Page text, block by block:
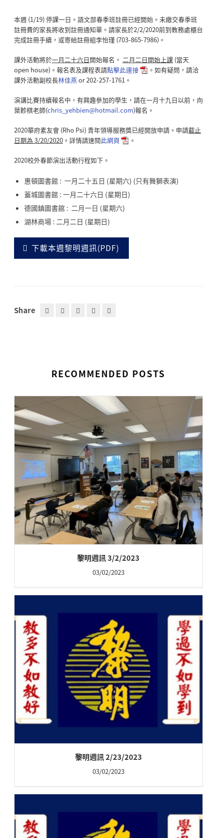
本週 (1/19) 停課一日。語文部春季班註冊已經開始。未繳交春季班
註冊費的家長將收到註冊通知單。請家長於2/2/2020前到教務處櫃台
完成註冊手續，或寄給註冊組李怡瑾 (703-865-7986)。
課外活動將於一月二十六日開始報名， 二月二日開始上課(當天
open house)。報名表及課程表請點擊此連接
。如有疑問，請洽
課外活動副校長林佳燕or 202-257-1761。
演講比賽持續報名中，有興趣參加的學生，請在一月十九日以前，向
葉軫棋老師(chris_yehbien@hotmail.com)報名。
2020華府素友會 (Rho Psi) 青年領導服務獎已經開放申請。申請截止
日期為 3/20/2020。詳情請速閱此網頁 。
2020校外春節演出活動行程如下。
惠頓圖書館 : 一月二十五日 (星期六) (只有舞獅表演)
蓋城圖書館 : 一月二十六日 (星期日)
德國鎮圖書館 : 二月一日 (星期六)
湖林商場 : 二月二日 (星期日)
下載本週黎明週訊(PDF)
Share
RECOMMENDED POSTS
黎明週訊 3/2/2023
03/02/2023
黎明週訊 2/23/2023
03/02/2023